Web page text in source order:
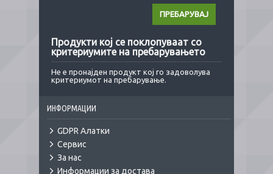
Продукти кој се поклопуваат со
критериумите на пребарувањето
Не е пронајден продукт кој го задоволува
критериумот на пребарување.
ИНФОРМАЦИИ
GDPR Алатки
Сервис
За нас
Информации за достава